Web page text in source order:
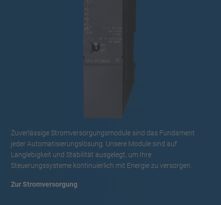
Zuverlässige Stromversorgungsmodule sind das Fundament
jeder Automatisierungslösung. Unsere Module sind auf
Langlebigkeit und Stabilität ausgelegt, um Ihre
Steuerungssysteme kontinuierlich mit Energie zu versorgen.
Zur Stromversorgung